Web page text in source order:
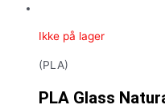
Ikke på lager
(PLA)
PLA Glass